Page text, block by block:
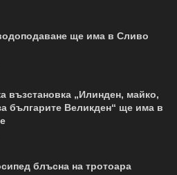
ще има в Сливо
възстановка „Илинден, майко,
българите Великден“ ще има в
блъсна на тротоара